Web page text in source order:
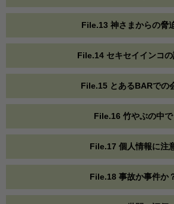
File.13 神さまからの脅
File.14 セキセイインコ
File.15 とあるBARでの
File.16 竹やぶの中で
File.17 個人情報に注
File.18 事故か事件か